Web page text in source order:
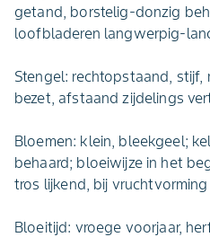
getand, borstelig-donzig
loofbladeren langwerpig-
Stengel: rechtopstaand,
bezet, afstaand zijdelings
Bloemen: klein, bleekgeel;
behaard; bloeiwijze in het
tros lijkend, bij vruchtvorming
Bloeitijd: vroege voorjaar,